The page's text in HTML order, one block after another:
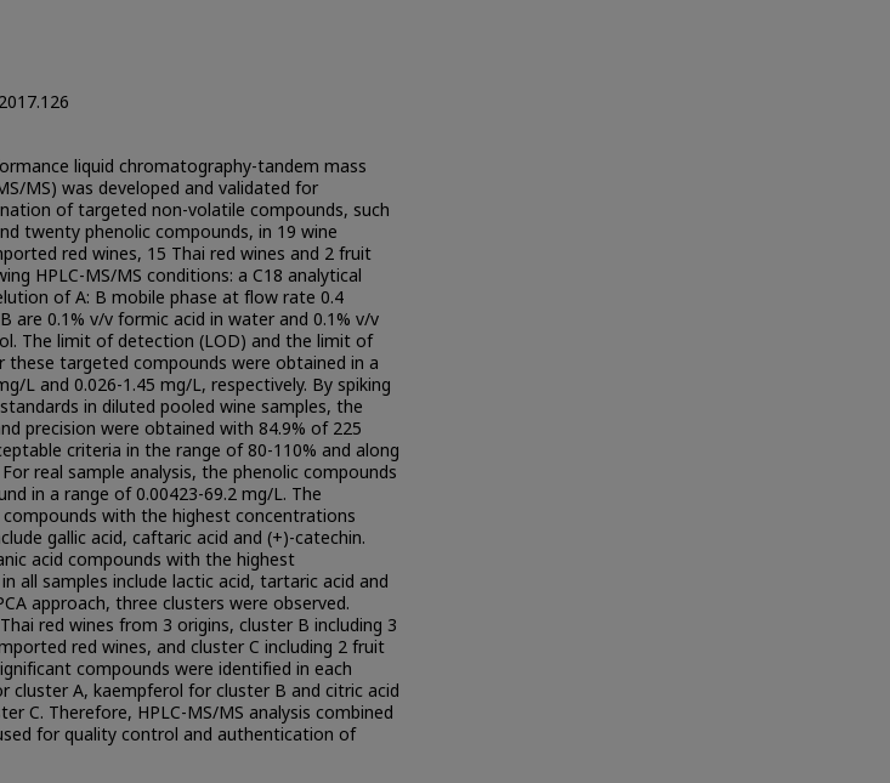
liquid chromatography-tandem mass
MS) was developed and validated for
of targeted non-volatile compounds, such
twenty phenolic compounds, in 19 wine
red wines, 15 Thai red wines and 2 fruit
HPLC-MS/MS conditions: a C18 analytical
of A: B mobile phase at flow rate 0.4
are 0.1% v/v formic acid in water and 0.1% v/v
The limit of detection (LOD) and the limit of
targeted compounds were obtained in a
L and 0.026-1.45 mg/L, respectively. By spiking
in diluted pooled wine samples, the
precision were obtained with 84.9% of 225
criteria in the range of 80-110% and along
real sample analysis, the phenolic compounds
in a range of 0.00423-69.2 mg/L. The
with the highest concentrations
gallic acid, caftaric acid and (+)-catechin.
acid compounds with the highest
all samples include lactic acid, tartaric acid and
approach, three clusters were observed.
red wines from 3 origins, cluster B including 3
red wines, and cluster C including 2 fruit
compounds were identified in each
cluster A, kaempferol for cluster B and citric acid
C. Therefore, HPLC-MS/MS analysis combined
for quality control and authentication of